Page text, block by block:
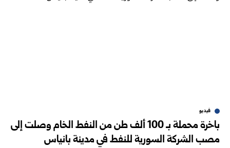
فيديو
باخرة محملة بـ 100 ألف طن من النفط الخام وصلت إلى
مصب الشركة السورية للنفط في مدينة بانياس